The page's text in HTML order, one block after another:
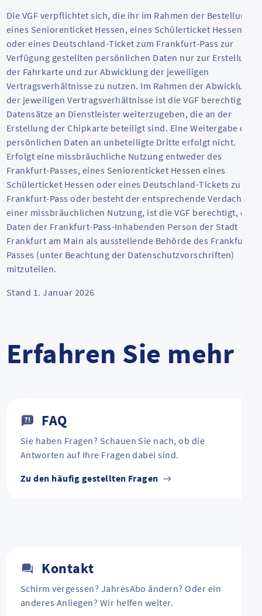
Die VGF verpflichtet sich, die ihr im Rahmen der Bestellung
eines Seniorenticket Hessen, eines Schülerticket Hessen
oder eines Deutschland-Ticket zum Frankfurt-Pass zur
Verfügung gestellten persönlichen Daten nur zur Erstellung
der Fahrkarte und zur Abwicklung der jeweiligen
Vertragsverhältnisse zu nutzen. Im Rahmen der Abwicklung
der jeweiligen Vertragsverhältnisse ist die VGF berechtigt,
Datensätze an Dienstleister weiterzugeben, die an der
Erstellung der Chipkarte beteiligt sind. Eine Weitergabe der
persönlichen Daten an unbeteiligte Dritte erfolgt nicht.
Erfolgt eine missbräuchliche Nutzung entweder des
Frankfurt-Passes, eines Seniorenticket Hessen eines
Schülerticket Hessen oder eines Deutschland-Tickets zum
Frankfurt-Pass oder besteht der entsprechende Verdacht
einer missbräuchlichen Nutzung, ist die VGF berechtigt, die
Daten der Frankfurt-Pass-Inhabenden Person der Stadt
Frankfurt am Main als ausstellende Behörde des Frankfurt-
Passes (unter Beachtung der Datenschutzvorschriften)
mitzuteilen.
Stand 1. Januar 2026
Erfahren Sie mehr
FAQ
Sie haben Fragen? Schauen Sie nach, ob die
Antworten auf Ihre Fragen dabei sind.
Zu den häufig gestellten Fragen
Kontakt
Schirm vergessen? JahresAbo ändern? Oder ein
anderes Anliegen? Wir helfen weiter.